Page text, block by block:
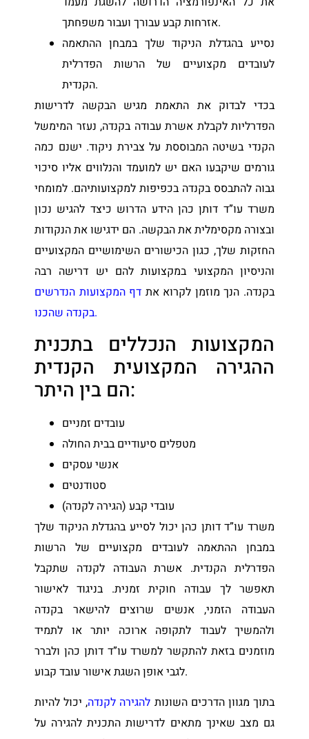
אזרחות קבע עבורך ועבור משפחתך.
נסייע בהגדלת הניקוד שלך במבחן ההתאמה
לעובדים מקצועיים של הרשות הפדרלית
הקנדית.
בכדי לבדוק את התאמת מגיש הבקשה לדרישות
הפדרליות לקבלת אשרת עבודה בקנדה, נעזר המימשל
הקנדי בשיטה המבוססת על צבירת ניקוד. ישנם כמה
גורמים שיקבעו האם יש למועמד והנלווים אליו סיכוי
גבוה להתבסס בקנדה בכפיפות למקצועותיהם. למומחי
משרד עו”ד דותן כהן הידע הדרוש כיצד להגיש נכון
ובצורה מקסימלית את הבקשה. הם ידגישו את הנקודות
החזקות שלך, כגון הכישורים השימושיים המקצועיים
והניסיון המקצועי במקצועות להם יש דרישה רבה
בקנדה. הנך מוזמן לקרוא את דף המקצועות הנדרשים
בקנדה שהכנו.
המקצועות הנכללים בתכנית
ההגירה המקצועית הקנדית
הם בין היתר:
עובדים זמניים
מטפלים סיעודיים בבית החולה
אנשי עסקים
סטודנטים
עובדי קבע (הגירה לקנדה)
משרד עו”ד דותן כהן יכול לסייע בהגדלת הניקוד שלך
במבחן ההתאמה לעובדים מקצועיים של הרשות
הפדרלית הקנדית. אשרת העבודה לקנדה שתקבל
תאפשר לך עבודה חוקית זמנית. בניגוד לאישור
העבודה הזמני, אנשים שרוצים להישאר בקנדה
ולהמשיך לעבוד לתקופה ארוכה יותר או לתמיד
מוזמנים בזאת להתקשר למשרד עו”ד דותן כהן ולברר
לגבי אופן השגת אישור עובד קבוע.
בתוך מגוון הדרכים השונות להגירה לקנדה, יכול להיות
גם מצב שאינך מתאים לדרישות התכנית להגירה על